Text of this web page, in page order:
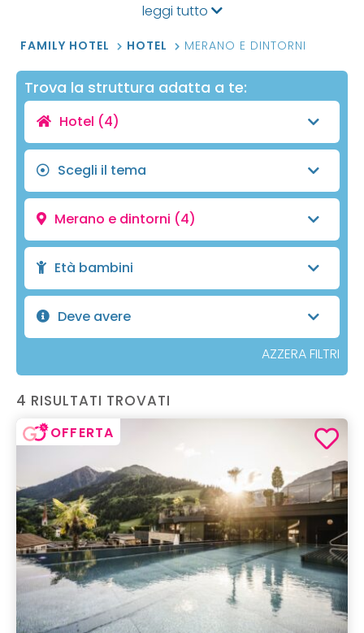
leggi tutto
FAMILY HOTEL HOTEL MERANO E DINTORNI
Trova la struttura adatta a te:
Hotel (4)
Scegli il tema
Merano e dintorni (4)
Età bambini
Deve avere
AZZERA FILTRI
4 RISULTATI TROVATI
OFFERTA